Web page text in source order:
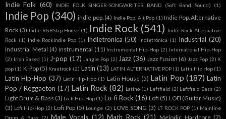
Indie Folk (60) INDIE FOLK SINGER-SONGWRITER BAND (Soft Band Sound) (1)
Indie Pop (340) indie pop. (4) Indie Pop. Alt Pop (1) Indie Pop. Alternative
Rock (3) Indie R&BSlap House (1) Indie Rock (541) Indie Rock Alternative
Rock (1) Indie RockIndie Pop (1) Indietronica (50) indietrónica (1) Industrial (20)
Industrial Metal (4) instrumental (11) Instrumental Hip-Hop (2) International Hip-Hop
(2) Irish Based (1) J-pop (17) Jangle Pop (2) Jazz (36) Jazz Fusion (6) Jazz Pop (2) K
pop (1) K-Pop (5) Krautrock (2) Latin (13) LATIN ALTERNATIVE POP (1) Latin Hip Hop (1)
Latin Hip-Hop (37) Latín Hip-Hop (1) Latin House (5) Latin Pop (187) Latin
Pop / Reggaeton (17) Latin Rock (82) Latino (1) Leftfield (2) Leftfield Bass (2)
Light Drum & Bass (3) Lo-fi Hip-Hop (1) Lo-fi Rock (16) Lofi (5) LOFI (Guitar Music)
(3) Lofi Hip-Hop (2) Lofi Pop (5) Lounge (2) LOVE SONG (3) LT ROCK POP (1) Mainline
Drum & Bass (2) Male Vocals (12) Math Rock (21) Melodic Hardcore (7)